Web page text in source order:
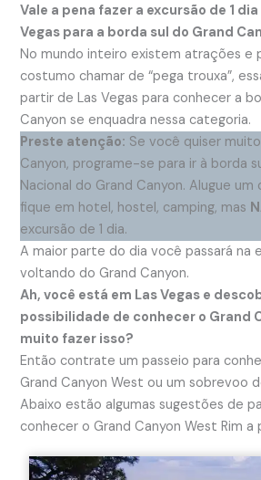
Vale a pena fazer a excursão de 1
Vegas para a borda sul do Grand
No mundo inteiro existem atrações e
costumo chamar de “pega trouxa”,
partir de Las Vegas para conhecer a
Canyon se enquadra nessa categoria.
Preste atenção: Se você quiser
Canyon, programe-se para ir à borda
Nacional do Grand Canyon. Alugue um
fique em hotel, hostel, camping, mas
excursão de 1 dia.
A maior parte do dia você passará na
voltando do Grand Canyon.
Ah, você está em Las Vegas e
possibilidade de conhecer o Grand
muito fazer isso?
Então contrate um passeio para
Grand Canyon West ou um sobrevoo
Abaixo estão algumas sugestões de
conhecer o Grand Canyon West Rim a